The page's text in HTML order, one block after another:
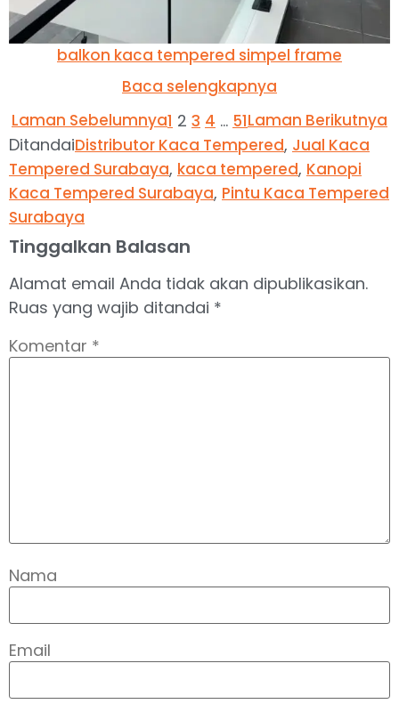
balkon kaca tempered simpel frame
Baca selengkapnya
Laman Sebelumnya1 2 3 4 … 51Laman Berikutnya
DitandaiDistributor Kaca Tempered, Jual Kaca
Tempered Surabaya, kaca tempered, Kanopi
Kaca Tempered Surabaya, Pintu Kaca Tempered
Surabaya
Tinggalkan Balasan
Alamat email Anda tidak akan dipublikasikan.
Ruas yang wajib ditandai *
Komentar *
Nama
Email